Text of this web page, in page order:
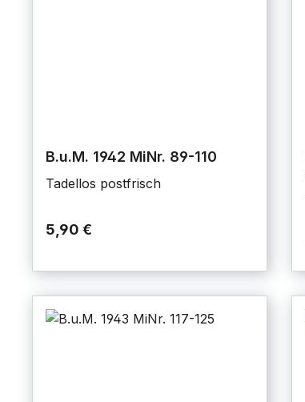
B.u.M. 1942 MiNr. 89-110
Tadellos postfrisch
5,90 €